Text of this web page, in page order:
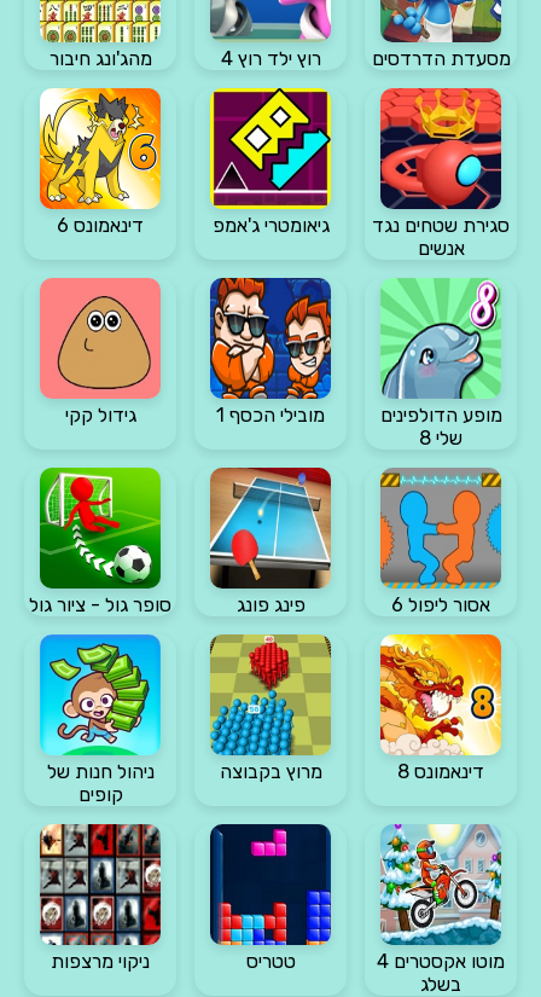
מסעדת הדרדסים רוץ ילד רוץ 4 מהג'ונג חיבור
סגירת שטחים נגד
אנשים
גיאומטרי ג'אמפ דינאמונס 6
מופע הדולפינים
שלי 8
מובילי הכסף 1 גידול קקי
אסור ליפול 6 פינג פונג סופר גול - ציור גול
דינאמונס 8 מרוץ בקבוצה
ניהול חנות של
קופים
מוטו אקסטרים 4
בשלג
טטריס ניקוי מרצפות